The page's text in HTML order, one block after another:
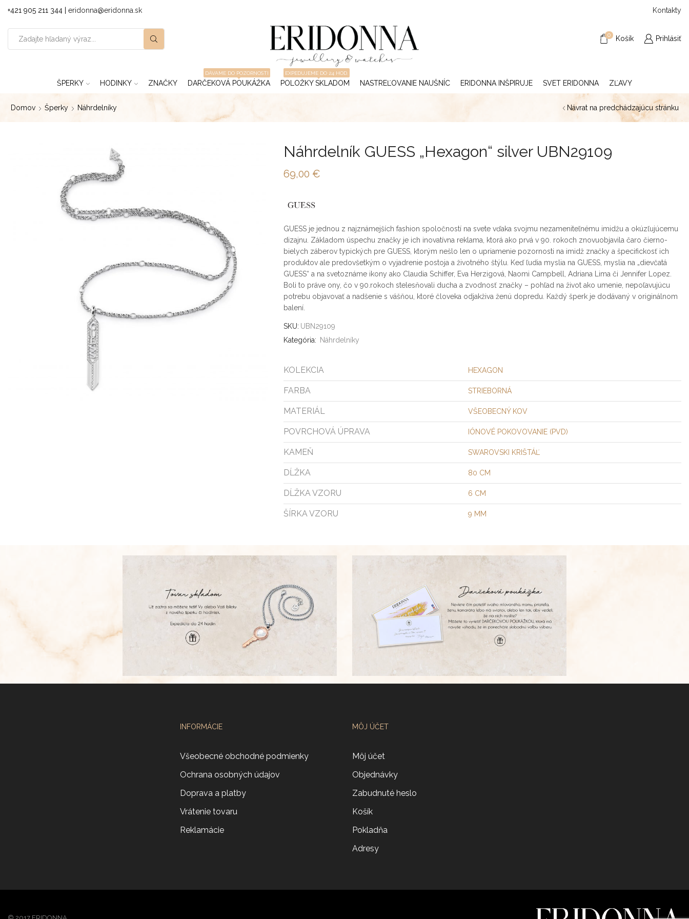
+421 905 211 344 | eridonna@eridonna.sk Kontakty
0 Košík Prihlásiť
ŠPERKY HODINKY ZNAČKY DARČEKOVÁ POUKÁŽKA
DÁVAME DO POZORNOSTI
POLOŽKY SKLADOM
EXPEDUJEME DO 24 HOD.
NASTREĽOVANIE NAUŠNÍC ERIDONNA INŠPIRUJE SVET ERIDONNA ZĽAVY
Domov Šperky Náhrdelníky Návrat na predchádzajúcu stránku
Náhrdelník GUESS „Hexagon“ silver UBN29109
69,00 €
GUESS je jednou z najznámejších fashion spoločností na svete vďaka svojmu nezameniteľnému imidžu a okúzľujúcemu
dizajnu. Základom úspechu značky je ich inovatívna reklama, ktorá ako prvá v 90. rokoch znovuobjavila čaro čierno-
bielych záberov typických pre GUESS, ktorým nešlo len o upriamenie pozornosti na imidž značky a špecifickosť ich
produktov ale predovšetkým o vyjadrenie postoja a životného štýlu. Keď ľudia myslia na GUESS, myslia na „dievčatá
GUESS“ a na svetoznáme ikony ako Claudia Schiffer, Eva Herzigová, Naomi Campbell, Adriana Lima či Jennifer Lopez.
Boli to práve ony, čo v 90.rokoch stelesňovali ducha a zvodnosť značky – pohľad na život ako umenie, nepoľavujúcu
potrebu objavovať a nadšenie s vášňou, ktoré človeka odjakživa ženú dopredu. Každý šperk je dodávaný v originálnom
balení.
SKU: UBN29109
Kategória:
Náhrdelníky
KOLEKCIA HEXAGON
FARBA STRIEBORNÁ
MATERIÁL VŠEOBECNÝ KOV
POVRCHOVÁ ÚPRAVA IÓNOVÉ POKOVOVANIE (PVD)
KAMEŇ SWAROVSKI KRIŠTÁĽ
DĹŽKA 80 CM
DĹŽKA VZORU 6 CM
ŠÍRKA VZORU 9 MM
INFORMÁCIE
Všeobecné obchodné podmienky
Ochrana osobných údajov
Doprava a platby
Vrátenie tovaru
Reklamácie
MÔJ ÚČET
Môj účet
Objednávky
Zabudnuté heslo
Košík
Pokladňa
Adresy